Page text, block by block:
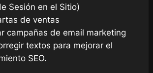
Sesión en el Sitio)
de ventas
campañas de email marketing
textos para mejorar el
SEO.